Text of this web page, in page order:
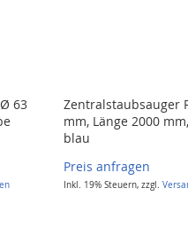
63
Zentralstaubsauger
mm, Länge 2000
blau
Preis anfragen
Inkl. 19% Steuern,zzgl.